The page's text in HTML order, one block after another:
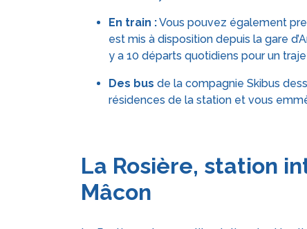
En train :Vous pouvez également
est mis à disposition depuis la gare
y a 10 départs quotidiens pour un
Des bus de la compagnie Skibus
résidences de la station et vous
La Rosière, station
Mâcon